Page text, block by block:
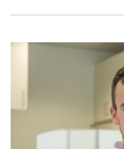
Geschichte mit